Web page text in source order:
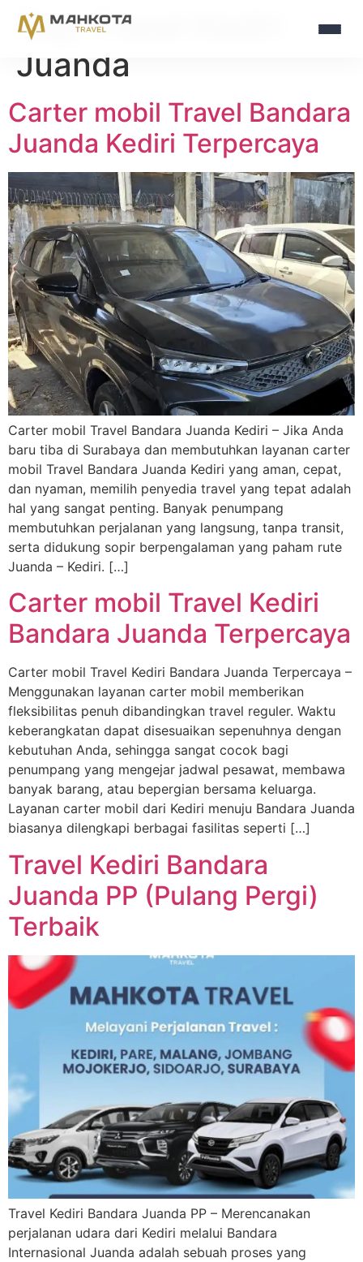
Tag:Travel Kediri
Juanda
Carter mobil Travel Bandara
Juanda Kediri Terpercaya
Carter mobil Travel Bandara Juanda Kediri – Jika Anda
baru tiba di Surabaya dan membutuhkan layanan carter
mobil Travel Bandara Juanda Kediri yang aman, cepat,
dan nyaman, memilih penyedia travel yang tepat adalah
hal yang sangat penting. Banyak penumpang
membutuhkan perjalanan yang langsung, tanpa transit,
serta didukung sopir berpengalaman yang paham rute
Juanda – Kediri. […]
Carter mobil Travel Kediri
Bandara Juanda Terpercaya
Carter mobil Travel Kediri Bandara Juanda Terpercaya –
Menggunakan layanan carter mobil memberikan
fleksibilitas penuh dibandingkan travel reguler. Waktu
keberangkatan dapat disesuaikan sepenuhnya dengan
kebutuhan Anda, sehingga sangat cocok bagi
penumpang yang mengejar jadwal pesawat, membawa
banyak barang, atau bepergian bersama keluarga.
Layanan carter mobil dari Kediri menuju Bandara Juanda
biasanya dilengkapi berbagai fasilitas seperti […]
Travel Kediri Bandara
Juanda PP (Pulang Pergi)
Terbaik
Travel Kediri Bandara Juanda PP – Merencanakan
perjalanan udara dari Kediri melalui Bandara
Internasional Juanda adalah sebuah proses yang